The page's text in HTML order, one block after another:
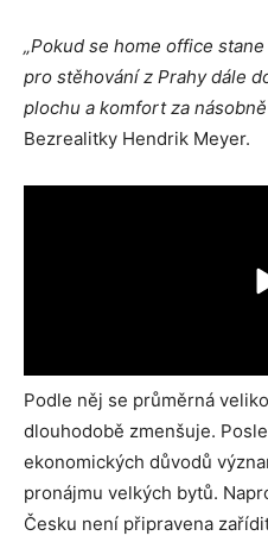
„Pokud se home office
pro stěhování z Prahy dále
plochu a komfort za
Bezrealitky Hendrik Meyer.
Podle něj se průměrná
dlouhodobě zmenšuje.
ekonomických důvodů
pronájmu velkých bytů.
Česku není připravena